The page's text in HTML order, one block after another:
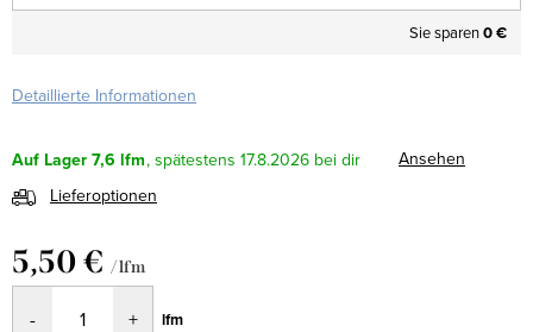
Sie sparen0 €
Detaillierte Informationen
Auf Lager 7,6 lfm 17.8.2026
Ansehen
Lieferoptionen
5,50 € / lfm
lfm